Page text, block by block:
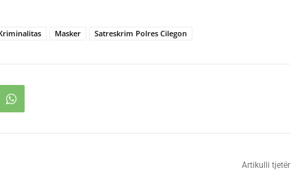
Masker Satreskrim Polres Cilegon
Artikulli tjetër